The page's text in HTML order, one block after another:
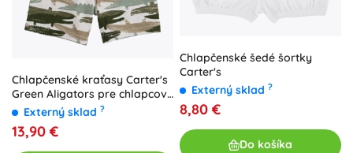
Chlapčenské kraťasy Carter's
Green Aligators pre chlapcov
12 mExterný sklad ?
13,90 €
Chlapčenské šedé šortky
Carter's
Externý sklad ?
8,80 €
Do košíka